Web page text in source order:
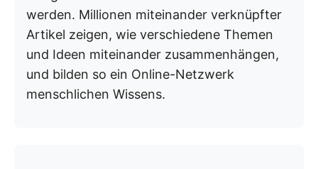
werden. Millionen miteinander verknüpfter
Artikel zeigen, wie verschiedene Themen
und Ideen miteinander zusammenhängen,
und bilden so ein Online-Netzwerk
menschlichen Wissens.